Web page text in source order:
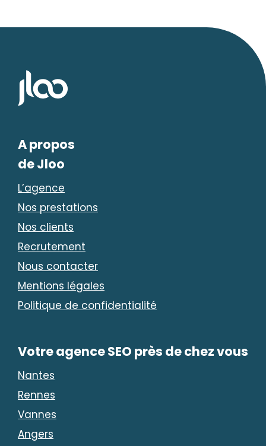
A propos
de Jloo
L’agence
Nos prestations
Nos clients
Recrutement
Nous contacter
Mentions légales
Politique de confidentialité
Votre agence SEO près de chez vous
Nantes
Rennes
Vannes
Angers